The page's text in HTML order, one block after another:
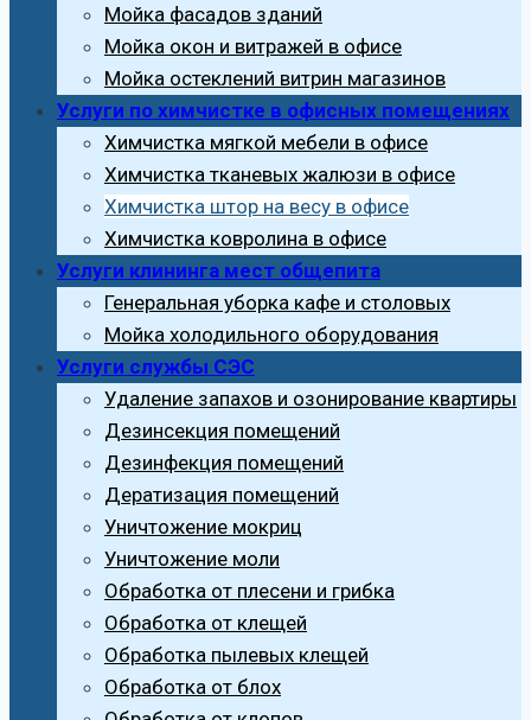
Мойка фасадов зданий
Мойка окон и витражей в офисе
Мойка остеклений витрин магазинов
Услуги по химчистке в офисных помещениях
Химчистка мягкой мебели в офисе
Химчистка тканевых жалюзи в офисе
Химчистка штор на весу в офисе
Химчистка ковролина в офисе
Услуги клининга мест общепита
Генеральная уборка кафе и столовых
Мойка холодильного оборудования
Услуги службы СЭС
Удаление запахов и озонирование квартиры
Дезинсекция помещений
Дезинфекция помещений
Дератизация помещений
Уничтожение мокриц
Уничтожение моли
Обработка от плесени и грибка
Обработка от клещей
Обработка пылевых клещей
Обработка от блох